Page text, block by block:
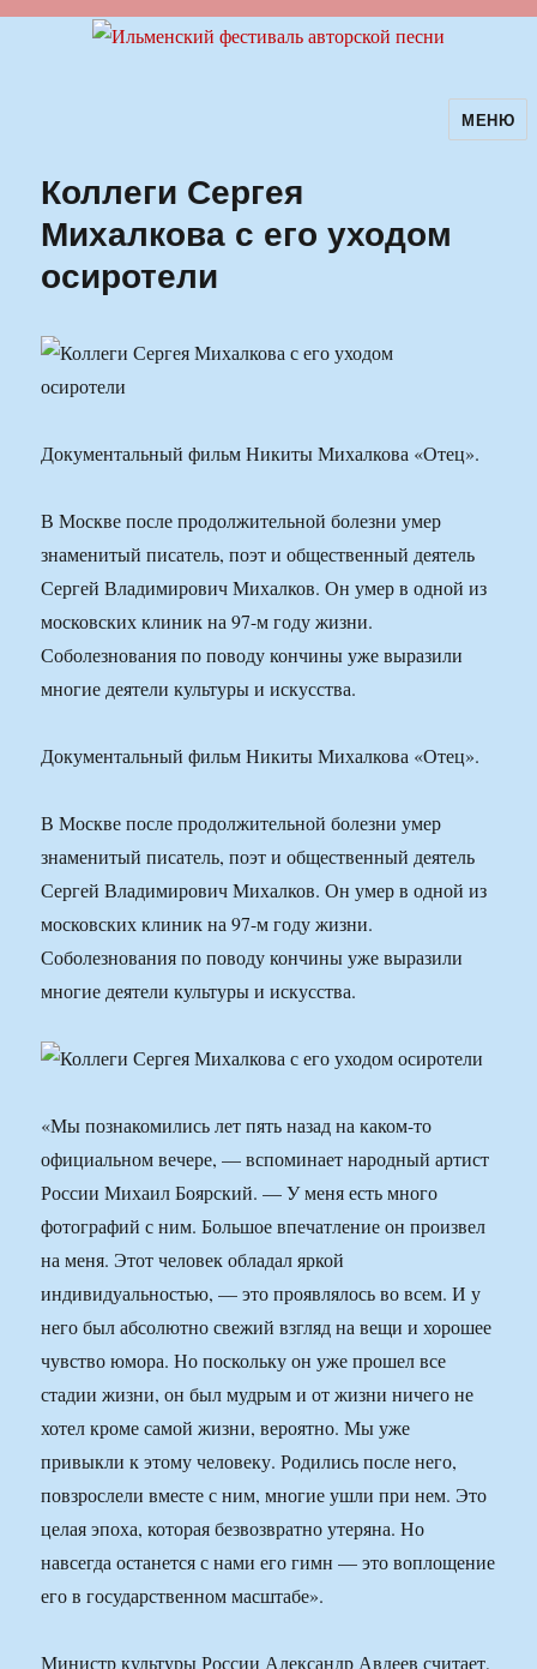
Ильменский фестиваль авторскойМЕНЮ
Коллеги Сергея
Михалкова с его уходом
осиротели
Документальный фильм Никиты Михалкова «Отец».
В Москве после продолжительной болезни умер
знаменитый писатель, поэт и общественный деятель
Сергей Владимирович Михалков. Он умер в одной из
московских клиник на 97-м году жизни.
Соболезнования по поводу кончины уже выразили
многие деятели культуры и искусства.
Документальный фильм Никиты Михалкова «Отец».
В Москве после продолжительной болезни умер
знаменитый писатель, поэт и общественный деятель
Сергей Владимирович Михалков. Он умер в одной из
московских клиник на 97-м году жизни.
Соболезнования по поводу кончины уже выразили
многие деятели культуры и искусства.
«Мы познакомились лет пять назад на каком-то
официальном вечере, — вспоминает народный артист
России Михаил Боярский. — У меня есть много
фотографий с ним. Большое впечатление он произвел
на меня. Этот человек обладал яркой
индивидуальностью, — это проявлялось во всем. И у
него был абсолютно свежий взгляд на вещи и хорошее
чувство юмора. Но поскольку он уже прошел все
стадии жизни, он был мудрым и от жизни ничего не
хотел кроме самой жизни, вероятно. Мы уже
привыкли к этому человеку. Родились после него,
повзрослели вместе с ним, многие ушли при нем. Это
целая эпоха, которая безвозвратно утеряна. Но
навсегда останется с нами его гимн — это воплощение
его в государственном масштабе».
Министр культуры России Александр Авдеев считает,